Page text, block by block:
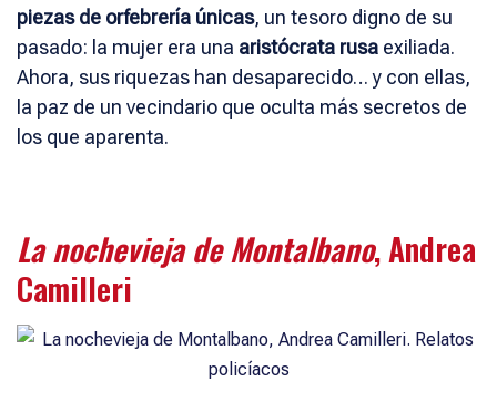
piezas de orfebrería únicas, un tesoro digno de su
pasado: la mujer era una aristócrata rusa exiliada.
Ahora, sus riquezas han desaparecido… y con ellas,
la paz de un vecindario que oculta más secretos de
los que aparenta.
La nochevieja de Montalbano, Andrea
Camilleri